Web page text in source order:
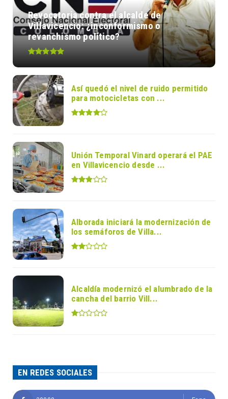
Revocatoria contra el alcalde de
Villavicencio: ¿inconformismo o
revanchismo político?
Así quedó el nivel de ruido permitido
para motocicletas con ...
Unión Temporal Vinard operará el PAE
en Villavicencio desde ...
Alborada iniciará la modernización de
los semáforos de Villa...
Alcaldía modernizó el alumbrado de la
cancha del barrio Vill...
EN REDES SOCIALES